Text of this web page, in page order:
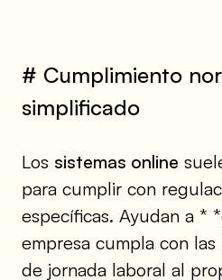
# Cumplimiento
simplificado
Los sistemas online
para cumplir con
específicas. Ayudan a *
empresa cumpla con
de jornada laboral al